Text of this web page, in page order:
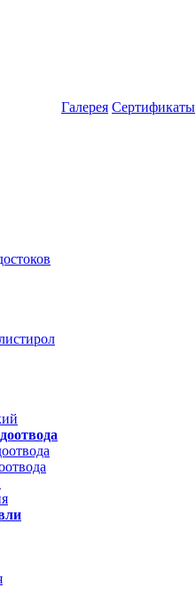
Галерея Сертификаты